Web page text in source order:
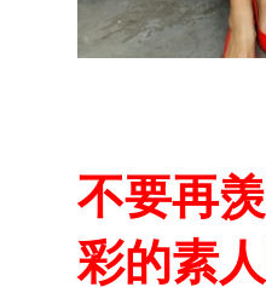
不要再
彩的素